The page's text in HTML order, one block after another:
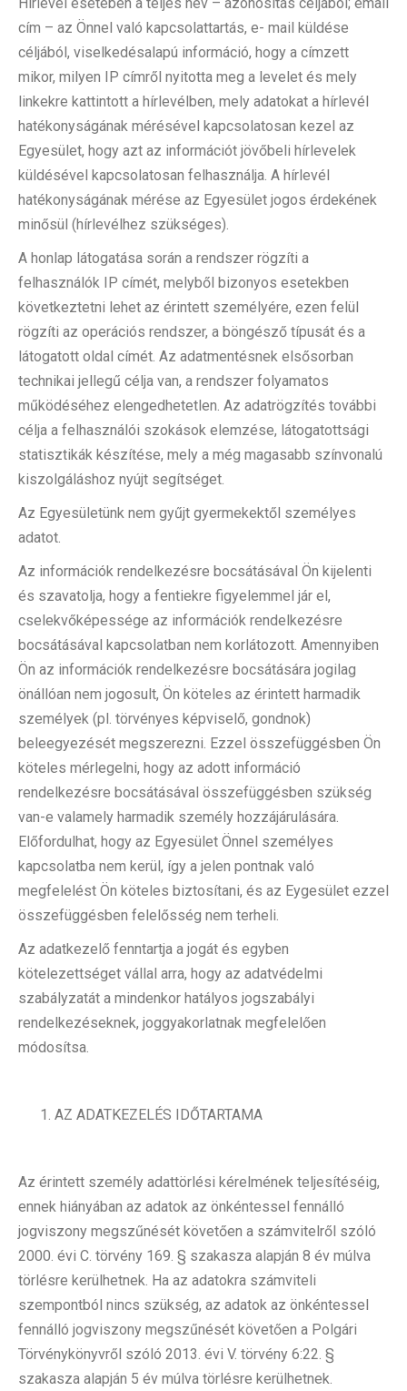
Hírlevél esetében a teljes név – azonosítás céljából; email
cím – az Önnel való kapcsolattartás, e- mail küldése
céljából, viselkedésalapú információ, hogy a címzett
mikor, milyen IP címről nyitotta meg a levelet és mely
linkekre kattintott a hírlevélben, mely adatokat a hírlevél
hatékonyságának mérésével kapcsolatosan kezel az
Egyesület, hogy azt az információt jövőbeli hírlevelek
küldésével kapcsolatosan felhasználja. A hírlevél
hatékonyságának mérése az Egyesület jogos érdekének
minősül (hírlevélhez szükséges).
A honlap látogatása során a rendszer rögzíti a
felhasználók IP címét, melyből bizonyos esetekben
következtetni lehet az érintett személyére, ezen felül
rögzíti az operációs rendszer, a böngésző típusát és a
látogatott oldal címét. Az adatmentésnek elsősorban
technikai jellegű célja van, a rendszer folyamatos
működéséhez elengedhetetlen. Az adatrögzítés további
célja a felhasználói szokások elemzése, látogatottsági
statisztikák készítése, mely a még magasabb színvonalú
kiszolgáláshoz nyújt segítséget.
Az Egyesületünk nem gyűjt gyermekektől személyes
adatot.
Az információk rendelkezésre bocsátásával Ön kijelenti
és szavatolja, hogy a fentiekre figyelemmel jár el,
cselekvőképessége az információk rendelkezésre
bocsátásával kapcsolatban nem korlátozott. Amennyiben
Ön az információk rendelkezésre bocsátására jogilag
önállóan nem jogosult, Ön köteles az érintett harmadik
személyek (pl. törvényes képviselő, gondnok)
beleegyezését megszerezni. Ezzel összefüggésben Ön
köteles mérlegelni, hogy az adott információ
rendelkezésre bocsátásával összefüggésben szükség
van-e valamely harmadik személy hozzájárulására.
Előfordulhat, hogy az Egyesület Önnel személyes
kapcsolatba nem kerül, így a jelen pontnak való
megfelelést Ön köteles biztosítani, és az Eygesület ezzel
összefüggésben felelősség nem terheli.
Az adatkezelő fenntartja a jogát és egyben
kötelezettséget vállal arra, hogy az adatvédelmi
szabályzatát a mindenkor hatályos jogszabályi
rendelkezéseknek, joggyakorlatnak megfelelően
módosítsa.
AZ ADATKEZELÉS IDŐTARTAMA
Az érintett személy adattörlési kérelmének teljesítéséig,
ennek hiányában az adatok az önkéntessel fennálló
jogviszony megszűnését követően a számvitelről szóló
2000. évi C. törvény 169. § szakasza alapján 8 év múlva
törlésre kerülhetnek. Ha az adatokra számviteli
szempontból nincs szükség, az adatok az önkéntessel
fennálló jogviszony megszűnését követően a Polgári
Törvénykönyvről szóló 2013. évi V. törvény 6:22. §
szakasza alapján 5 év múlva törlésre kerülhetnek.